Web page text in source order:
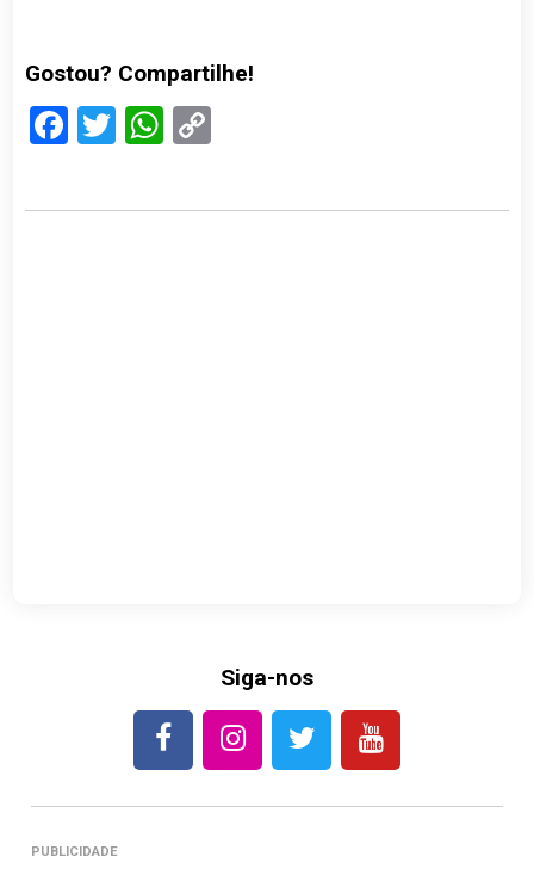
Gostou? Compartilhe!
Facebook
TwitterWhatsApp
Siga-nos
PUBLICIDADE